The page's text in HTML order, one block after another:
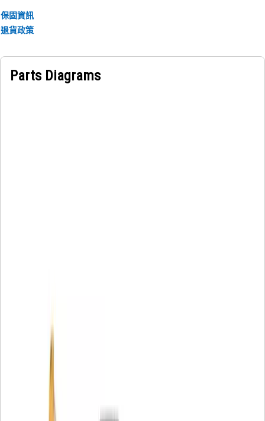
保固資訊
退貨政策
Parts Diagrams